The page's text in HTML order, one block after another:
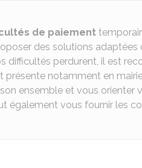
de paiement
des solutions
difficultés perdurent, il est
présente notamment en
ensemble et vous orienter
également vous fournir les